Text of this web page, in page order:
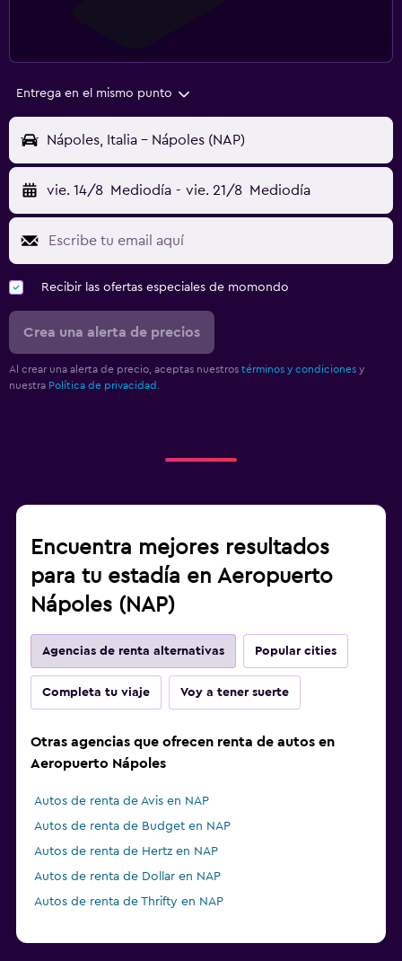
Entrega en el mismo punto
Nápoles, Italia - Nápoles (NAP)
vie. 14/8 Mediodía - vie. 21/8 Mediodía
Recibir las ofertas especiales de momondo
Crea una alerta de precios
Al crear una alerta de precio, aceptas nuestros términos y condiciones y
nuestra Política de privacidad.
Encuentra mejores resultados
para tu estadía en Aeropuerto
Nápoles (NAP)
Agencias de renta alternativas Popular cities
Completa tu viaje Voy a tener suerte
Otras agencias que ofrecen renta de autos en
Aeropuerto Nápoles
Autos de renta de Avis en NAP
Autos de renta de Budget en NAP
Autos de renta de Hertz en NAP
Autos de renta de Dollar en NAP
Autos de renta de Thrifty en NAP